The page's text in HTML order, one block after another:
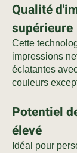
Qualité
supérieure
Cette
impressions
éclatantes
couleurs
Potentiel
élevé
Idéal pour